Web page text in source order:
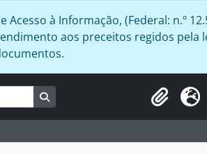
à Informação, (Federal: n.º
aos preceitos regidos pela
Busque na página de navegação
Área deIdioma